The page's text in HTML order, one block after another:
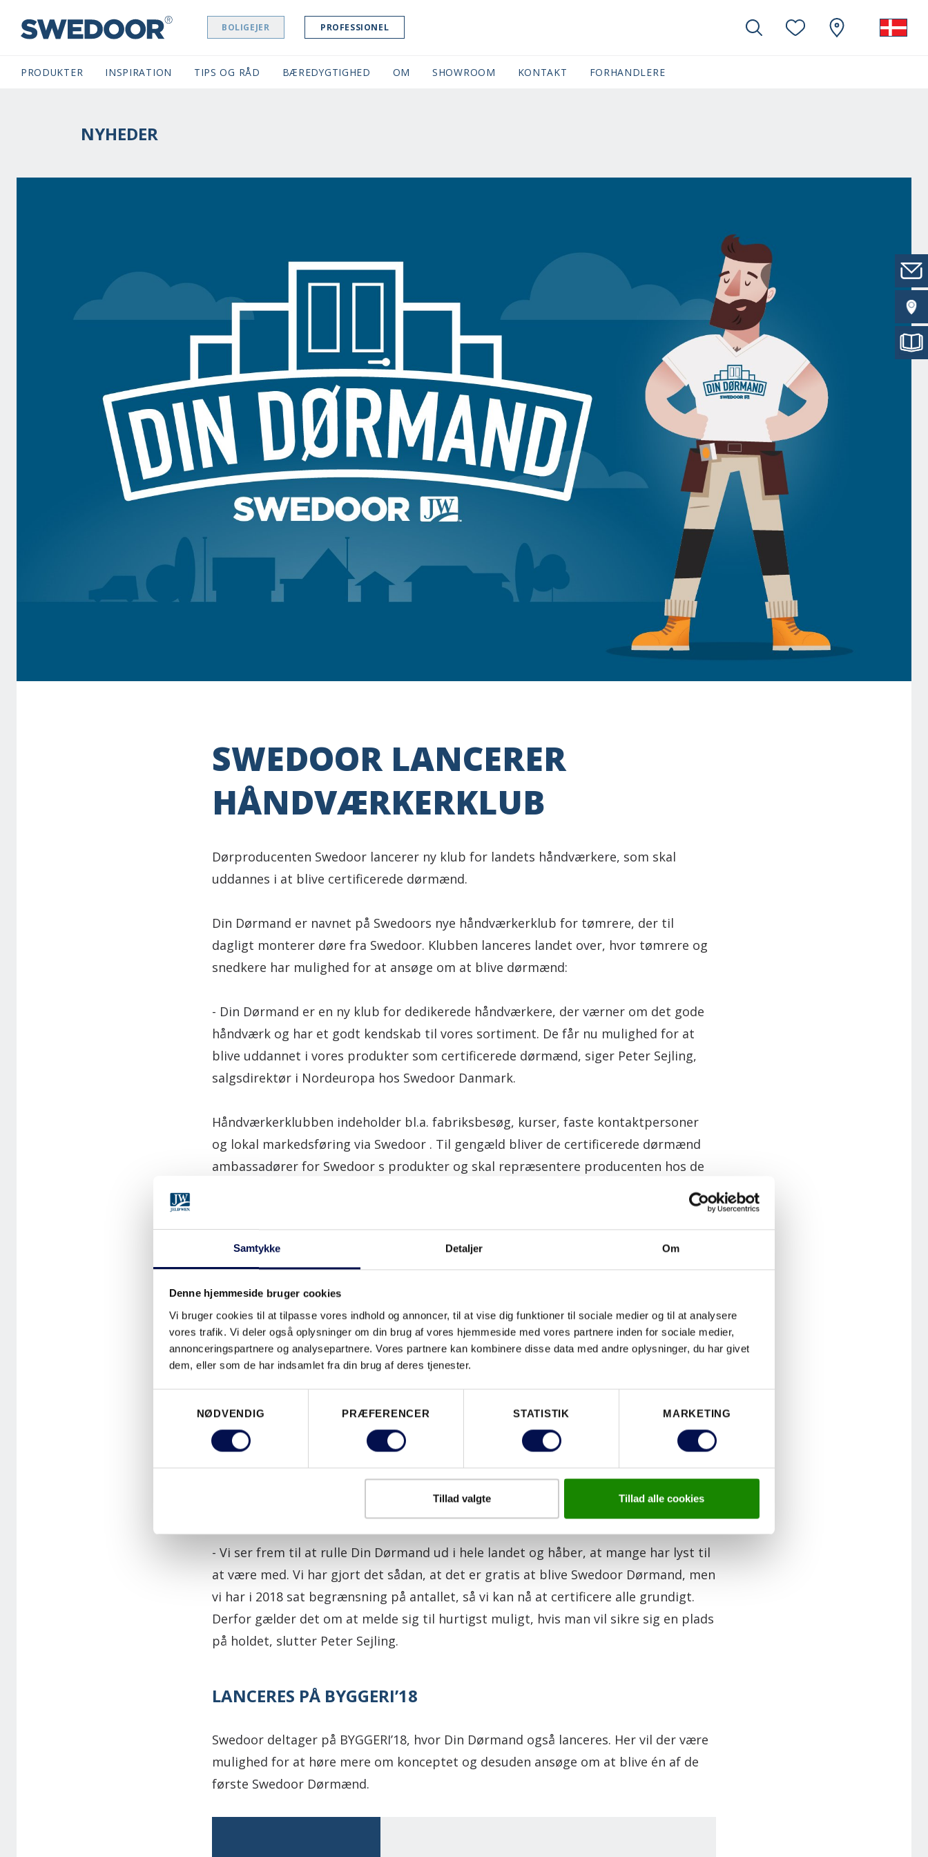
Samtykke Detaljer Om
Denne hjemmeside bruger cookies
Vi bruger cookies til at tilpasse vores indhold og annoncer, til at vise dig funktioner til sociale medier og til at analysere
vores trafik. Vi deler også oplysninger om din brug af vores hjemmeside med vores partnere inden for sociale medier,
annonceringspartnere og analysepartnere. Vores partnere kan kombinere disse data med andre oplysninger, du har givet
dem, eller som de har indsamlet fra din brug af deres tjenester.
NØDVENDIG
PRÆFERENCER STATISTIK MARKETING
Tillad valgte Tillad alle cookies
SWEDOOR NAVIGATION BOLIGEJER PROFESSIONEL
PRODUKTER INSPIRATION TIPS OG RÅD BÆREDYGTIGHED OM SHOWROOM (CURRENT)
KONTAKT FORHANDLERE
NYHEDER
SWEDOOR LANCERER
HÅNDVÆRKERKLUB
Dørproducenten Swedoor lancerer ny klub for landets håndværkere, som skal
uddannes i at blive certificerede dørmænd.
Din Dørmand er navnet på Swedoors nye håndværkerklub for tømrere, der til
dagligt monterer døre fra Swedoor. Klubben lanceres landet over, hvor tømrere og
snedkere har mulighed for at ansøge om at blive dørmænd:
- Din Dørmand er en ny klub for dedikerede håndværkere, der værner om det gode
håndværk og har et godt kendskab til vores sortiment. De får nu mulighed for at
blive uddannet i vores produkter som certificerede dørmænd, siger Peter Sejling,
salgsdirektør i Nordeuropa hos Swedoor Danmark.
Håndværkerklubben indeholder bl.a. fabriksbesøg, kurser, faste kontaktpersoner
og lokal markedsføring via Swedoor . Til gengæld bliver de certificerede dørmænd
ambassadører for Swedoor s produkter og skal repræsentere producenten hos de
- Vi oplever, at mange danskere foretrækker at spørge deres lokale håndværker til
råds om det rigtige valg af døre til hjemmet. Her ønsker vi at bidrage med
understøtte håndværkernes arbejde i at levere lige nøjagtig det, som kunden
efterspørger. Byggeriet bliver – som mange andre brancher – mere og mere
specialiseret, og vi vil gerne understøtte både forbrugere og håndværkere endnu
bedre. Derfor mener vi, at det er et godt tidspunkt at etablere Din Dørmand,
fortæller Peter Sejling.
EN DEL AF KLUBBEN
Som håndværker kan man ansøge om at blive Swedoor Dørmand efter først til
- Vi ser frem til at rulle Din Dørmand ud i hele landet og håber, at mange har lyst til
at være med. Vi har gjort det sådan, at det er gratis at blive Swedoor Dørmand, men
vi har i 2018 sat begrænsning på antallet, så vi kan nå at certificere alle grundigt.
Derfor gælder det om at melde sig til hurtigst muligt, hvis man vil sikre sig en plads
på holdet, slutter Peter Sejling.
LANCERES PÅ BYGGERI’18
Swedoor deltager på BYGGERI’18, hvor Din Dørmand også lanceres. Her vil der være
mulighed for at høre mere om konceptet og desuden ansøge om at blive én af de
første Swedoor Dørmænd.